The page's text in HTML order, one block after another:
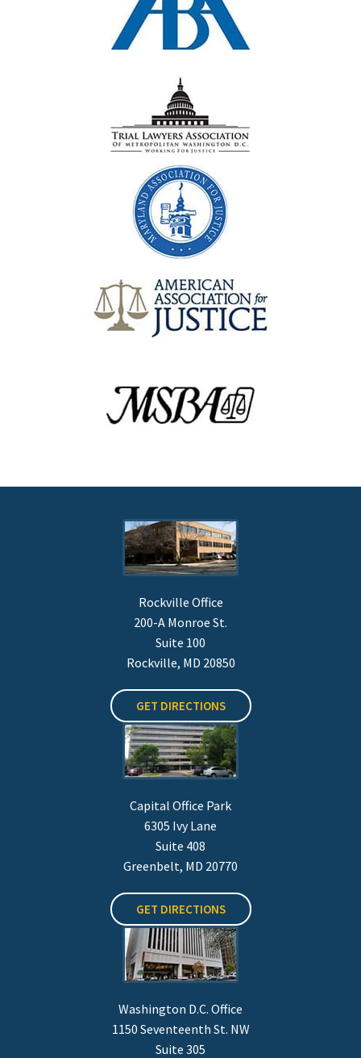
Rockville Office
200-A Monroe St.
Suite 100
Rockville, MD 20850
GET DIRECTIONS
Capital Office Park
6305 Ivy Lane
Suite 408
Greenbelt, MD 20770
GET DIRECTIONS
Washington D.C. Office
1150 Seventeenth St. NW
Suite 305